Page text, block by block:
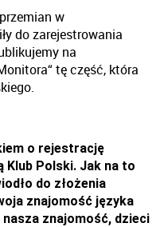
w
do zarejestrowania
na
tę część, która
o rejestrację
Klub Polski. Jak na to
do złożenia
znajomość języka
znajomość, dzieci